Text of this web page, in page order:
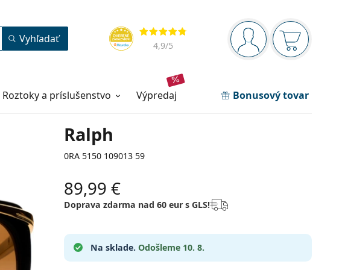
Navigačný panel
ste prihláseníNákupný
Hodnotenia
4,9/5
Vyhľadať
Roztoky a príslušenstvo výpredaj Bonusový tovar
Ralph
0RA 5150 109013 59
89,99 €
Doprava zdarma nad 60 eur s GLS!
Na sklade. Odošleme 10. 8.